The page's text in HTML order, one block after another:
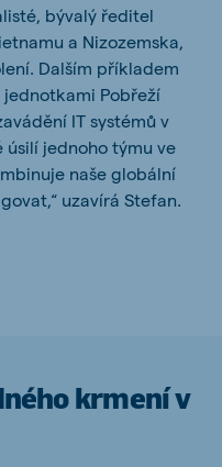
bývalý ředitel
a Nizozemska,
Dalším příkladem
Pobřeží
IT systémů v
úsilí jednoho týmu ve
naše globální
uzavírá Stefan.
krmení v